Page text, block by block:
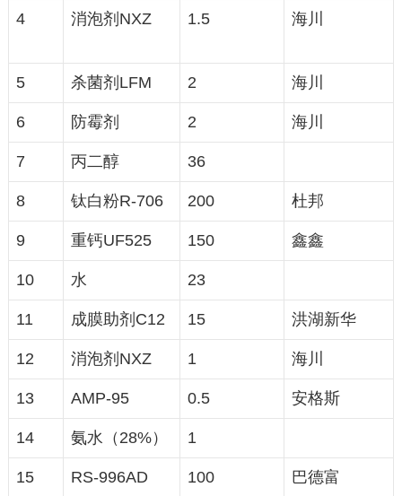
4 消泡剂NXZ 1.5 海川
5 杀菌剂LFM 2 海川
6 防霉剂 2 海川
7 丙二醇 36
8 钛白粉R-706 200 杜邦
9 重钙UF525 150 鑫鑫
10 水 23
11 成膜助剂C12 15 洪湖新华
12 消泡剂NXZ 1 海川
13 AMP-95 0.5 安格斯
14 氨水（28%） 1
15 RS-996AD 100 巴德富